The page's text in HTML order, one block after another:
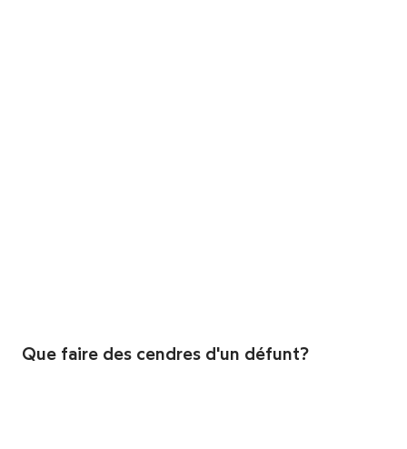
Que faire des cendres d'un défunt?